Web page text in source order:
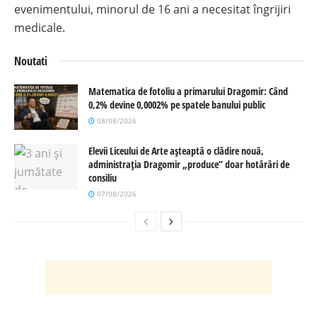
evenimentului, minorul de 16 ani a necesitat îngrijiri
medicale.
Noutati
Matematica de fotoliu a primarului Dragomir: Când
0,2% devine 0,0002% pe spatele banului public
08/08/2026
Elevii Liceului de Arte așteaptă o clădire nouă,
administrația Dragomir „produce” doar hotărâri de
consiliu
07/08/2026